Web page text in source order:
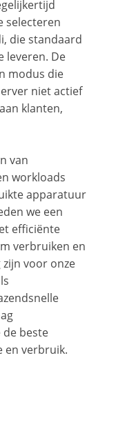
selecteren
die standaard
leveren. De
modus die
niet actief
klanten,
van
workloads
apparatuur
we een
efficiënte
verbruiken en
voor onze
de beste
en verbruik.